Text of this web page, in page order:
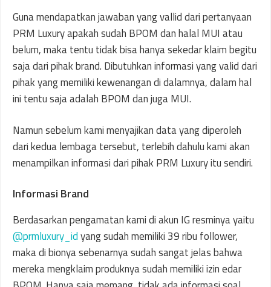
Guna mendapatkan jawaban yang vallid dari pertanyaan
PRM Luxury apakah sudah BPOM dan halal MUI atau
belum, maka tentu tidak bisa hanya sekedar klaim begitu
saja dari pihak brand. Dibutuhkan informasi yang valid dari
pihak yang memiliki kewenangan di dalamnya, dalam hal
ini tentu saja adalah BPOM dan juga MUI.
Namun sebelum kami menyajikan data yang diperoleh
dari kedua lembaga tersebut, terlebih dahulu kami akan
menampilkan informasi dari pihak PRM Luxury itu sendiri.
Informasi Brand
Berdasarkan pengamatan kami di akun IG resminya yaitu
@prmluxury_idyang sudah memiliki 39 ribu follower,
maka di bionya sebenarnya sudah sangat jelas bahwa
mereka mengklaim produknya sudah memiliki izin edar